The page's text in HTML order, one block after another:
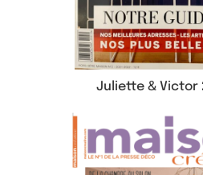
Juliette & Victor